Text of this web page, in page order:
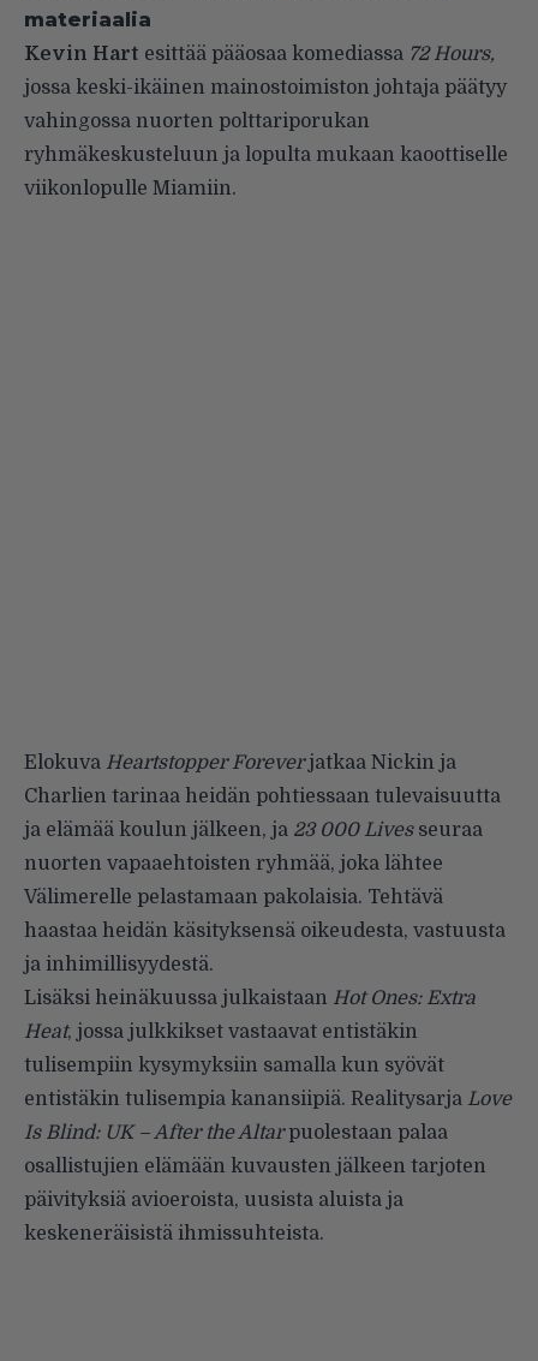
materiaalia
Kevin Hart esittää pääosaa komediassa 72 Hours,
jossa keski-ikäinen mainostoimiston johtaja päätyy
vahingossa nuorten polttariporukan
ryhmäkeskusteluun ja lopulta mukaan kaoottiselle
viikonlopulle Miamiin.
Elokuva Heartstopper Foreverjatkaa Nickin ja
Charlien tarinaa heidän pohtiessaan tulevaisuutta
ja elämää koulun jälkeen, ja 23 000 Livesseuraa
nuorten vapaaehtoisten ryhmää, joka lähtee
Välimerelle pelastamaan pakolaisia. Tehtävä
haastaa heidän käsityksensä oikeudesta, vastuusta
ja inhimillisyydestä.
Lisäksi heinäkuussa julkaistaan Hot Ones: Extra
Heat, jossa julkkikset vastaavat entistäkin
tulisempiin kysymyksiin samalla kun syövät
entistäkin tulisempia kanansiipiä. Realitysarja Love
Is Blind: UK – After the Altarpuolestaan palaa
osallistujien elämään kuvausten jälkeen tarjoten
päivityksiä avioeroista, uusista aluista ja
keskeneräisistä ihmissuhteista.